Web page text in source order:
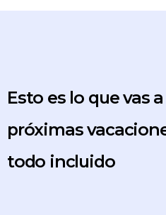
Esto es lo que vas
próximas
todo incluido